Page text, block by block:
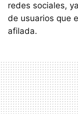
redes sociales,
de usuarios que
afilada.